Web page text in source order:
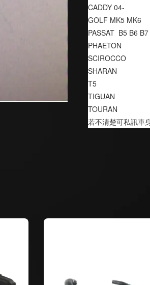
CADDY 04-
GOLF MK5 MK6
PASSAT  B5 B6 B7
PHAETON
SCIROCCO
SHARAN
T5
TIGUAN
TOURAN
若不清楚可私訊車